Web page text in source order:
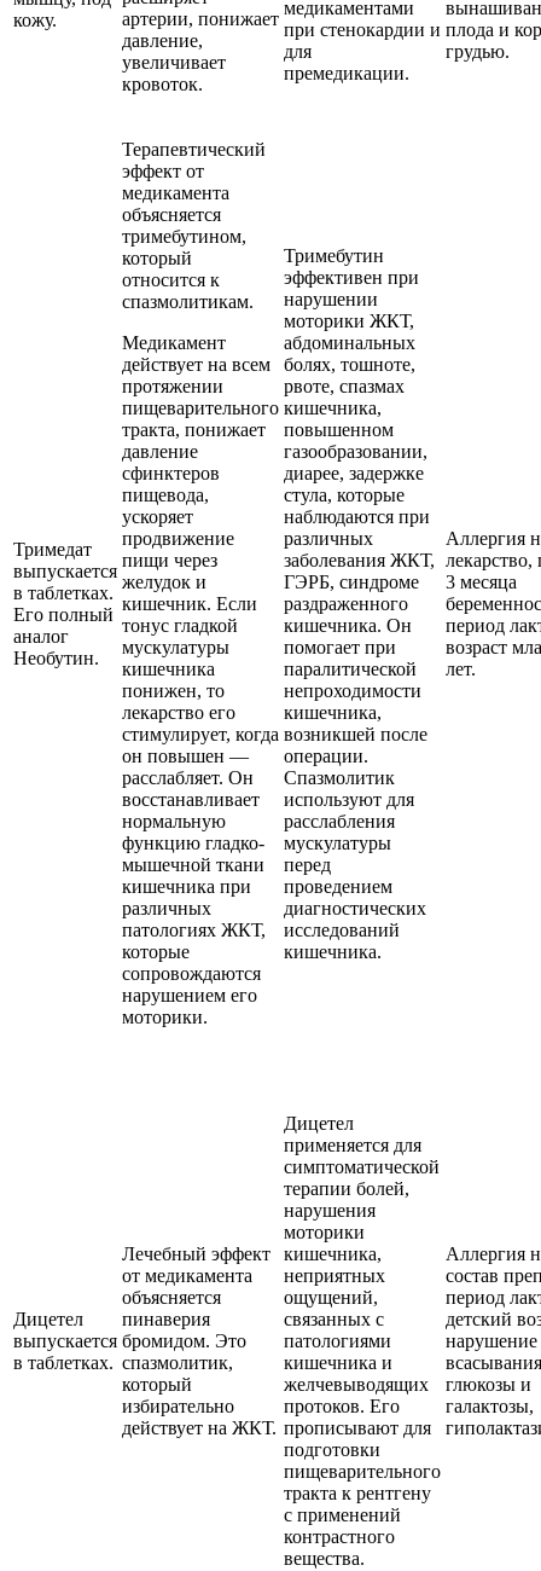
кожу.
артерии, понижает
давление,
увеличивает
кровоток.
медикаментами
при стенокардии и
для
премедикации.
плода и
грудью.
Тримедат
выпускается
в таблетках.
Его полный
аналог
Необутин.
Терапевтический
эффект от
медикамента
объясняется
тримебутином,
который
относится к
спазмолитикам.
Медикамент
действует на всем
протяжении
пищеварительного
тракта, понижает
давление
сфинктеров
пищевода,
ускоряет
продвижение
пищи через
желудок и
кишечник. Если
тонус гладкой
мускулатуры
кишечника
понижен, то
лекарство его
стимулирует, когда
он повышен —
расслабляет. Он
восстанавливает
нормальную
функцию гладко-
мышечной ткани
кишечника при
различных
патологиях ЖКТ,
которые
сопровождаются
нарушением его
моторики.
Тримебутин
эффективен при
нарушении
моторики ЖКТ,
абдоминальных
болях, тошноте,
рвоте, спазмах
кишечника,
повышенном
газообразовании,
диарее, задержке
стула, которые
наблюдаются при
различных
заболевания ЖКТ,
ГЭРБ, синдроме
раздраженного
кишечника. Он
помогает при
паралитической
непроходимости
кишечника,
возникшей после
операции.
Спазмолитик
используют для
расслабления
мускулатуры
перед
проведением
диагностических
исследований
кишечника.
Аллергия
лекарство,
3 месяца
период
возраст
лет.
Дицетел
выпускается
в таблетках.
Лечебный эффект
от медикамента
объясняется
пинаверия
бромидом. Это
спазмолитик,
который
избирательно
действует на ЖКТ.
Дицетел
применяется для
симптоматической
терапии болей,
нарушения
моторики
кишечника,
неприятных
ощущений,
связанных с
патологиями
кишечника и
желчевыводящих
протоков. Его
прописывают для
подготовки
пищеварительного
тракта к рентгену
с применений
контрастного
вещества.
Аллергия
состав
период
детский
нарушение
всасывания
глюкозы и
галактозы,